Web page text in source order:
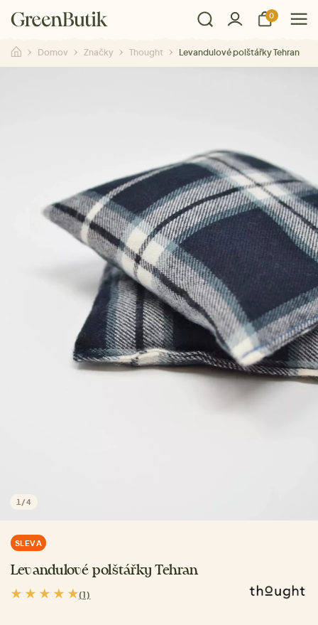
0
Domov Značky Thought Levandulové polštářky Tehran
1 /4
SLEVA
Levandulové polštářky Tehran
(1)